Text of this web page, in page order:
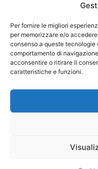
Per fornire le migliori
per memorizzare e/o
consenso a queste tecnologie
comportamento di
acconsentire o ritirare il
caratteristiche e funzioni.
Federazione
codice
Responsabile sito
Privacy